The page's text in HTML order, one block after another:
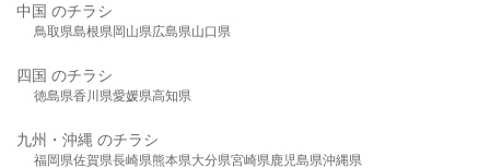
中国 のチラシ
鳥取県島根県岡山県広島県山口県
四国 のチラシ
徳島県香川県愛媛県高知県
九州・沖縄 のチラシ
福岡県佐賀県長崎県熊本県大分県宮崎県鹿児島県沖縄県